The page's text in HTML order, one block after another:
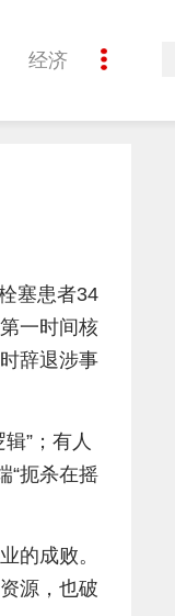
经济
塞患者34
一时间核
辞退涉事
”；有人
“扼杀在摇
的成败。
源，也破